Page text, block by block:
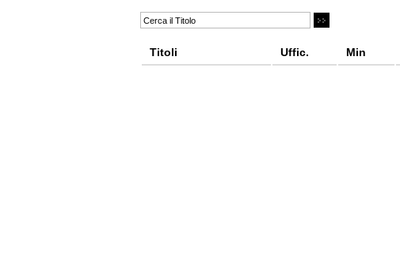
Titoli Uffic. Min